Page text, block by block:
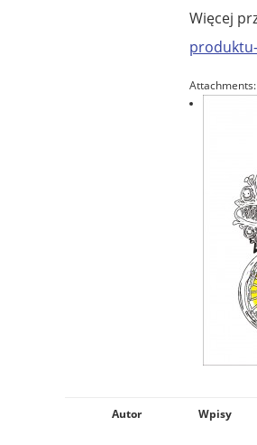
Więcej
Attachments:
Autor Wpisy